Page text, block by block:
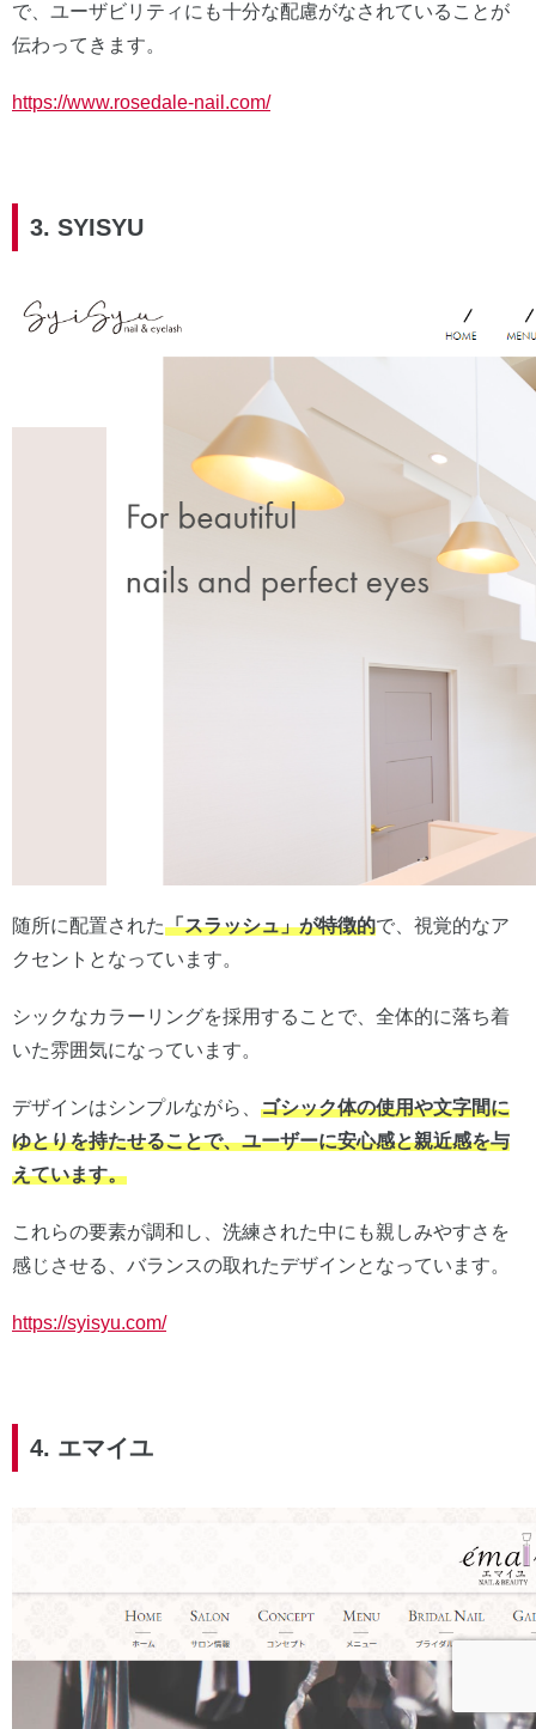
で、ユーザビリティにも十分な配慮がなされていることが
伝わってきます。
https://www.rosedale-nail.com/
3. SYISYU
随所に配置された「スラッシュ」が特徴的で、視覚的なア
クセントとなっています。
シックなカラーリングを採用することで、全体的に落ち着
いた雰囲気になっています。
デザインはシンプルながら、 ゴシック体の使用や文字間に
ゆとりを持たせることで、ユーザーに安心感と親近感を与
えています。
これらの要素が調和し、洗練された中にも親しみやすさを
感じさせる、バランスの取れたデザインとなっています。
https://syisyu.com/
4. エマイユ